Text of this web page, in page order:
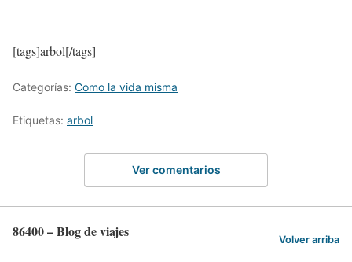
[tags]arbol[/tags]
Categorías: Como la vida misma
Etiquetas: arbol
Ver comentarios
86400 – Blog de viajes Volver arriba